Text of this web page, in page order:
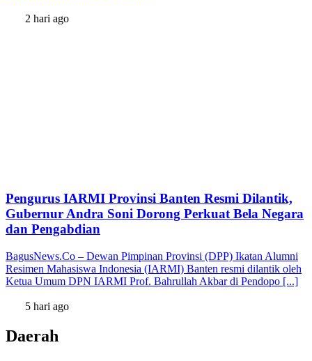
2 hari ago
Pengurus IARMI Provinsi Banten Resmi Dilantik,
Gubernur Andra Soni Dorong Perkuat Bela Negara
dan Pengabdian
BagusNews.Co – Dewan Pimpinan Provinsi (DPP) Ikatan Alumni
Resimen Mahasiswa Indonesia (IARMI) Banten resmi dilantik oleh
Ketua Umum DPN IARMI Prof. Bahrullah Akbar di Pendopo [...]
5 hari ago
Daerah